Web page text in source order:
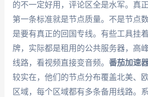
的不一定好用，评论区全是水军。真
第一条标准就是节点质量。不是节点
是要有真正的回国专线。有些工具挂
牌，实际都是租用的公共服务器，高
线路，看视频直接变音频。 番茄加速
较实在，他们的节点分布覆盖北美、
区域，每个区域都有多条备用线路。